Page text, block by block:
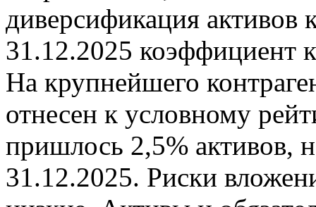
диверсификация
31.12.2025 коэффициент
На крупнейшего
отнесен к условному
пришлось 2,5% активов,
31.12.2025. Риски